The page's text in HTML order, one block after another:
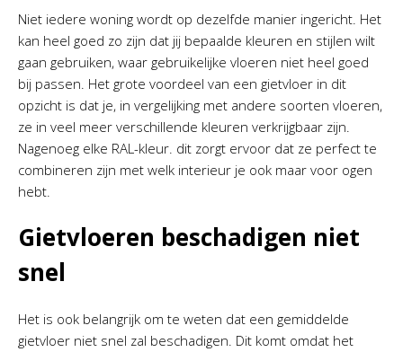
Niet iedere woning wordt op dezelfde manier ingericht. Het
kan heel goed zo zijn dat jij bepaalde kleuren en stijlen wilt
gaan gebruiken, waar gebruikelijke vloeren niet heel goed
bij passen. Het grote voordeel van een gietvloer in dit
opzicht is dat je, in vergelijking met andere soorten vloeren,
ze in veel meer verschillende kleuren verkrijgbaar zijn.
Nagenoeg elke RAL-kleur. dit zorgt ervoor dat ze perfect te
combineren zijn met welk interieur je ook maar voor ogen
hebt.
Gietvloeren beschadigen niet
snel
Het is ook belangrijk om te weten dat een gemiddelde
gietvloer niet snel zal beschadigen. Dit komt omdat het